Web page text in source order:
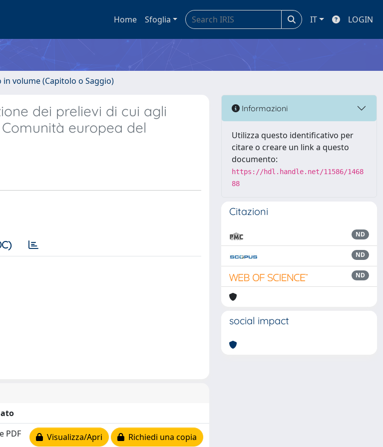
Home Sfoglia IT LOGIN
volume (Capitolo o Saggio)
dei prelievi di cui agli
europea del
PDF Visualizza/Apri Richiedi una copia
Informazioni
Utilizza questo identificativo per
citare o creare un link a questo
documento:
https://hdl.handle.net/11586/1468
88
Citazioni
ND
ND
ND
social impact